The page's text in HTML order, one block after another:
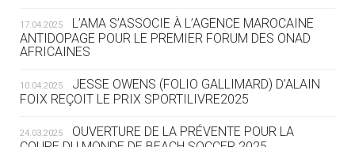
04.08 — DAKAR 2026
DES FRESQUES CÉLÈBRENT LES JOJ
03.08 —
« PARIS 2024 M'A INSPIRÉ POUR
CRÉER UN PERSONNAGE »
17.04.2025
L’AMA S’ASSOCIE À L’AGENCE MAROCAINE
ANTIDOPAGE POUR LE PREMIER FORUM DES ONAD
AFRICAINES
10.04.2025
JESSE OWENS (FOLIO GALLIMARD) D’ALAIN
FOIX REÇOIT LE PRIX SPORTILIVRE2025
24.03.2025
OUVERTURE DE LA PRÉVENTE POUR LA